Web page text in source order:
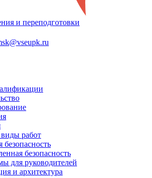
и переподготовки
работ
безопасность
для руководителей
и архитектура